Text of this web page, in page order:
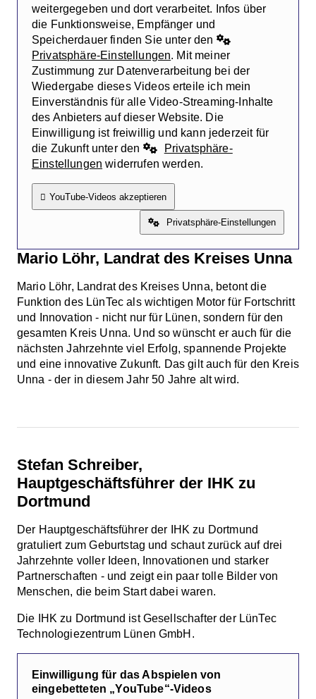
weitergegeben und dort verarbeitet. Infos über
die Funktionsweise, Empfänger und
Speicherdauer finden Sie unter den
Privatsphäre-Einstellungen. Mit meiner
Zustimmung zur Datenverarbeitung bei der
Wiedergabe dieses Videos erteile ich mein
Einverständnis für alle Video-Streaming-Inhalte
des Anbieters auf dieser Website. Die
Einwilligung ist freiwillig und kann jederzeit für
die Zukunft unter den
Privatsphäre-
Einstellungen widerrufen werden.
YouTube-Videos akzeptieren
Privatsphäre-Einstellungen
Mario Löhr, Landrat des Kreises Unna
Mario Löhr, Landrat des Kreises Unna, betont die
Funktion des LünTec als wichtigen Motor für Fortschritt
und Innovation - nicht nur für Lünen, sondern für den
gesamten Kreis Unna. Und so wünscht er auch für die
nächsten Jahrzehnte viel Erfolg, spannende Projekte
und eine innovative Zukunft. Das gilt auch für den Kreis
Unna - der in diesem Jahr 50 Jahre alt wird.
Stefan Schreiber,
Hauptgeschäftsführer der IHK zu
Dortmund
Der Hauptgeschäftsführer der IHK zu Dortmund
gratuliert zum Geburtstag und schaut zurück auf drei
Jahrzehnte voller Ideen, Innovationen und starker
Partnerschaften - und zeigt ein paar tolle Bilder von
Menschen, die beim Start dabei waren.
Die IHK zu Dortmund ist Gesellschafter der LünTec
Technologiezentrum Lünen GmbH.
Einwilligung für das Abspielen von
eingebetteten „YouTube“-Videos